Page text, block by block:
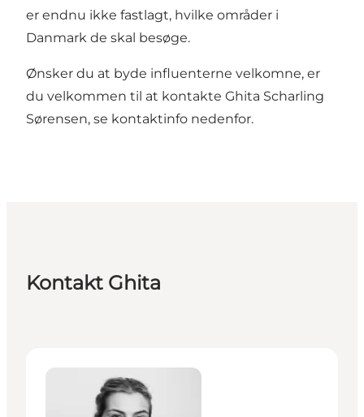
er endnu ikke fastlagt, hvilke områder i
Danmark de skal besøge.
Ønsker du at byde influenterne velkomne, er
du velkommen til at kontakte Ghita Scharling
Sørensen, se kontaktinfo nedenfor.
Kontakt Ghita